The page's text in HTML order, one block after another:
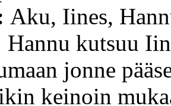
Aku, Iines,
Hannu kutsuu
jonne
keinoin